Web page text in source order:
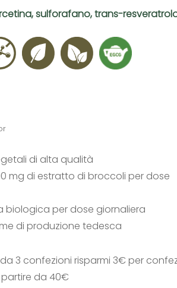
sulforafano, trans-
di alta qualità
mg di estratto di broccoli per dose
biologica per dose giornaliera
di produzione tedesca
3 confezioni risparmi 3€ per
partire da 40€